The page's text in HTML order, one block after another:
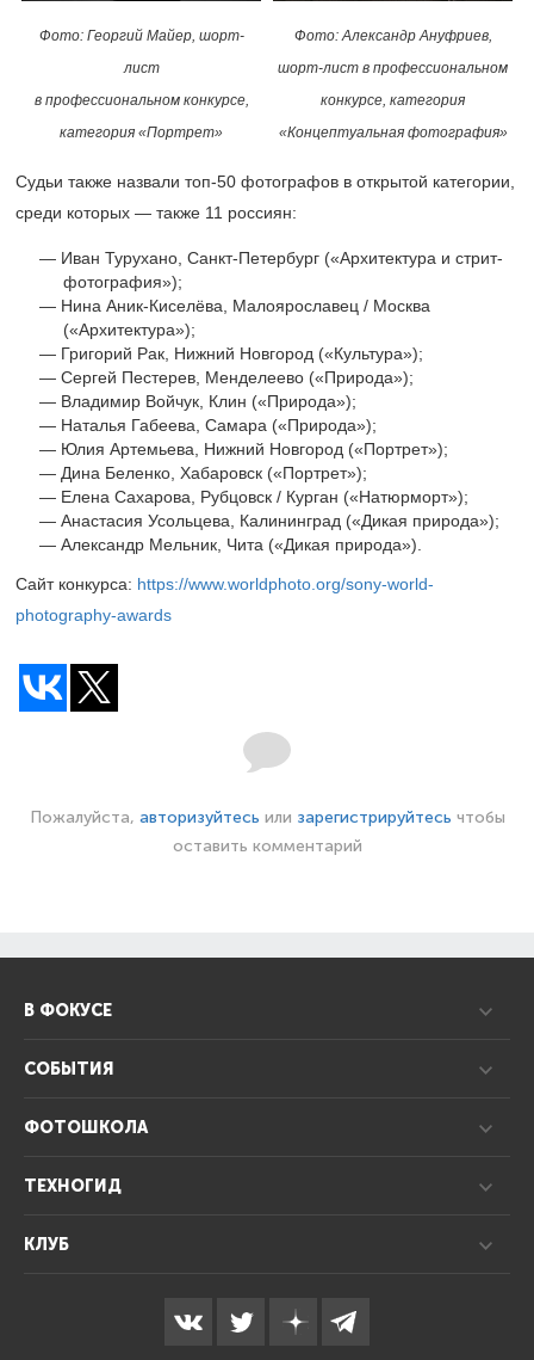
Фото: Георгий Майер, шорт-
лист
в профессиональном конкурсе,
категория «Портрет»
Фото: Александр Ануфриев,
шорт-лист в профессиональном
конкурсе, категория
«Концептуальная фотография»
Судьи также назвали топ-50 фотографов в открытой категории,
среди которых — также 11 россиян:
Иван Турухано, Санкт-Петербург («Архитектура и стрит-
фотография»);
Нина Аник-Киселёва, Малоярославец / Москва
(«Архитектура»);
Григорий Рак, Нижний Новгород («Культура»);
Сергей Пестерев, Менделеево («Природа»);
Владимир Войчук, Клин («Природа»);
Наталья Габеева, Самара («Природа»);
Юлия Артемьева, Нижний Новгород («Портрет»);
Дина Беленко, Хабаровск («Портрет»);
Елена Сахарова, Рубцовск / Курган («Натюрморт»);
Анастасия Усольцева, Калининград («Дикая природа»);
Александр Мельник, Чита («Дикая природа»).
Сайт конкурса: https://www.worldphoto.org/sony-world-
photography-awards
Пожалуйста, авторизуйтесь или зарегистрируйтесь чтобы
оставить комментарий
В ФОКУСЕ
СОБЫТИЯ
ФОТОШКОЛА
ТЕХНОГИД
КЛУБ